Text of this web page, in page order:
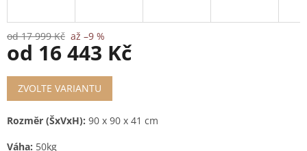
od 17 999 Kč až –9 %
od 16 443 Kč
Měrná
cena:
ZVOLTE VARIANTU
Rozměr (ŠxVxH): 90 x 90 x 41 cm
Váha: 50kg